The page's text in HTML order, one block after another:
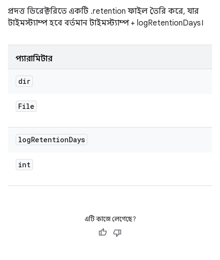
প্রদত্ত ডিরেক্টরিতে একটি .retention ফাইল তৈরি করে, যার
টাইমস্ট্যাম্প হবে বর্তমান টাইমস্ট্যাম্প + logRetentionDays।
প্যারামিটার
dir
File
logRetentionDays
int
এটি কাজে লেগেছে?